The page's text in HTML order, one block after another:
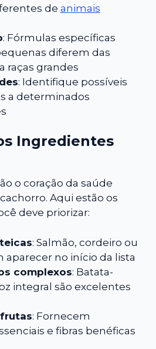
de animais
: Fórmulas específicas
diferem das
raças grandes
: Identifique possíveis
a determinados
Ingredientes
o coração da saúde
Aqui estão os
deve priorizar:
: Salmão, cordeiro ou
aparecer no início da lista
complexos: Batata-
integral são excelentes
: Fornecem
e fibras benéficas